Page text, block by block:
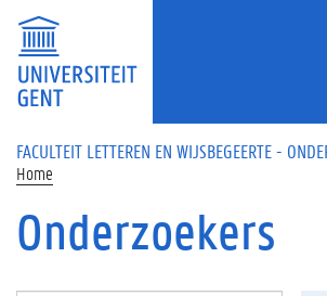
Overslaan en naar de inhoud gaan
FACULTEIT LETTEREN EN WIJSBEGEERTE -
Home
Onderzoekers